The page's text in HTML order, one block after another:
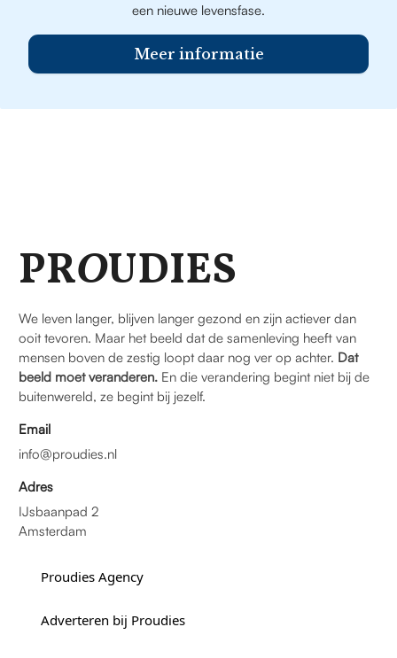
een nieuwe levensfase.
Meer informatie
PROUDIES
We leven langer, blijven langer gezond en zijn actiever dan
ooit tevoren. Maar het beeld dat de samenleving heeft van
mensen boven de zestig loopt daar nog ver op achter. Dat
beeld moet veranderen. En die verandering begint niet bij de
buitenwereld, ze begint bij jezelf.
Email
info@proudies.nl
Adres
IJsbaanpad 2
Amsterdam
Proudies Agency
Adverteren bij Proudies